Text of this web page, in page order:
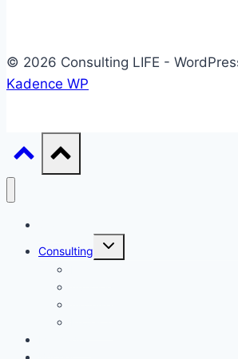
© 2026 Consulting LIFE -
Kadence WP
Consulting
Untermenü